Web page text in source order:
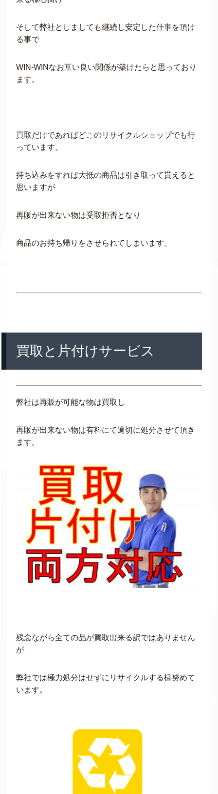
そして弊社としましても継続し安定した仕事を頂け
る事で
WIN-WINなお互い良い関係が築けたらと思っており
ます。
買取だけであればどこのリサイクルショップでも行
っています。
持ち込みをすれば大抵の商品は引き取って貰えると
思いますが
再販が出来ない物は受取拒否となり
商品のお持ち帰りをさせられてしまいます。
買取と片付けサービス
弊社は再販が可能な物は買取し
再販が出来ない物は有料にて適切に処分させて頂き
ます。
残念ながら全ての品が買取出来る訳ではありません
が
弊社では極力処分はせずにリサイクルする様努めて
います。